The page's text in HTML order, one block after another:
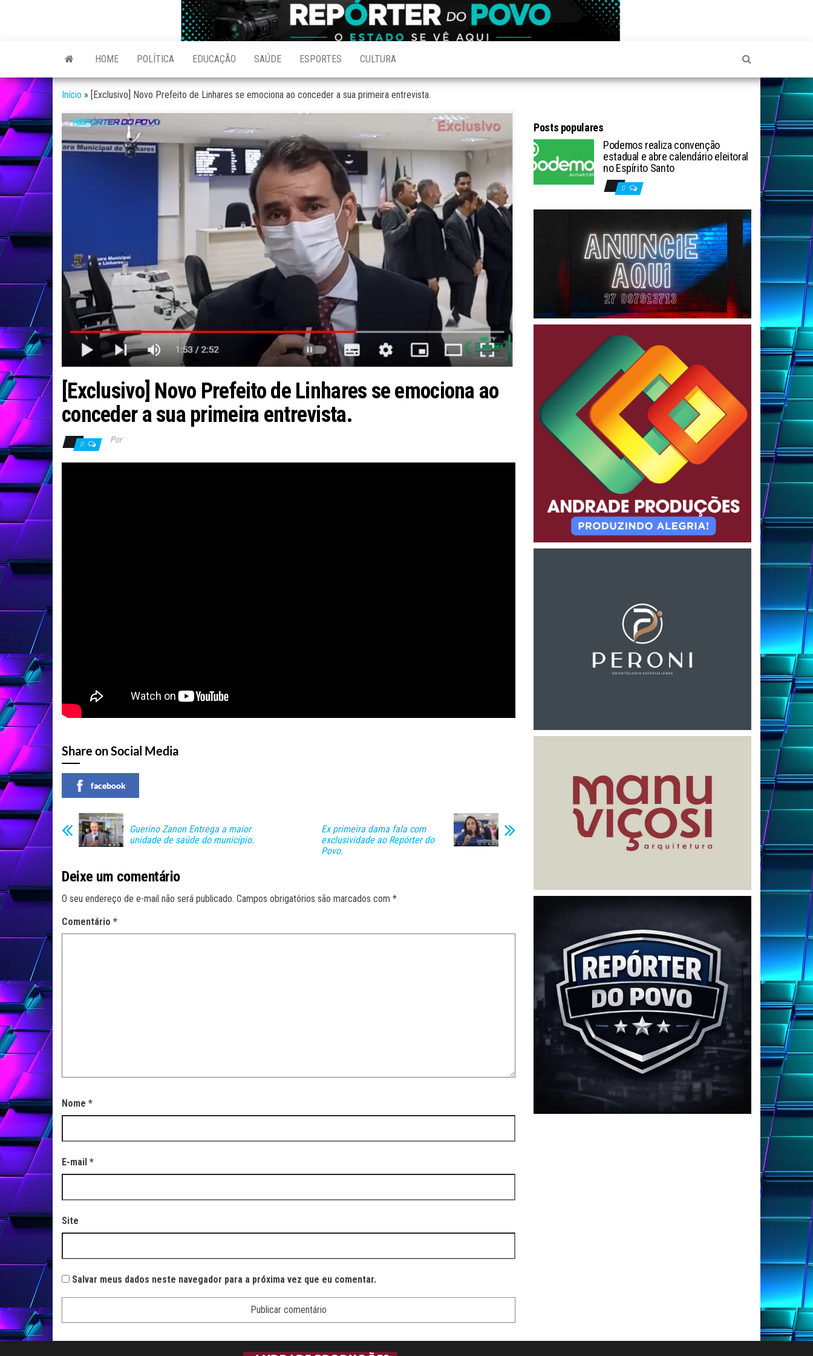
do povo
variadas
de
Linhares
HOME POLÍTICA EDUCAÇÃO SAÚDE ESPORTES CULTURA
Início » [Exclusivo] Novo Prefeito de Linhares se emociona ao conceder a sua primeira entrevista.
[Exclusivo] Novo Prefeito de Linhares se emociona ao
conceder a sua primeira entrevista.
0 Por
Share on Social Media
facebook
Guerino Zanon Entrega a maior
unidade de saúde do município.
Ex primeira dama fala com
exclusividade ao Repórter do
Povo.
Deixe um comentário
O seu endereço de e-mail não será publicado. Campos obrigatórios são marcados com *
Comentário *
Nome *
E-mail *
Site
Salvar meus dados neste navegador para a próxima vez que eu comentar.
Posts populares
Podemos realiza convenção
estadual e abre calendário eleitoral
no Espírito Santo
0